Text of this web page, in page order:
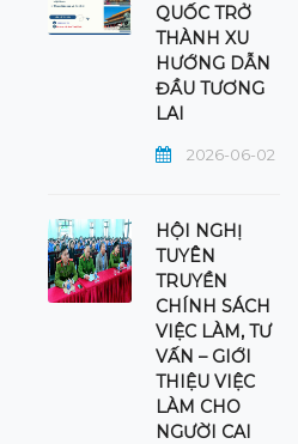
QUỐC TRỞ
THÀNH XU
HƯỚNG DẪN
ĐẦU TƯƠNG
LAI
2026-06-02
HỘI NGHỊ
TUYÊN
TRUYỀN
CHÍNH SÁCH
VIỆC LÀM, TƯ
VẤN – GIỚI
THIỆU VIỆC
LÀM CHO
NGƯỜI CAI